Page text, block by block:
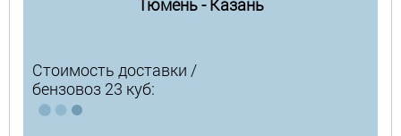
Тюмень - Казань
Стоимость доставки /
бензовоз 23 куб: